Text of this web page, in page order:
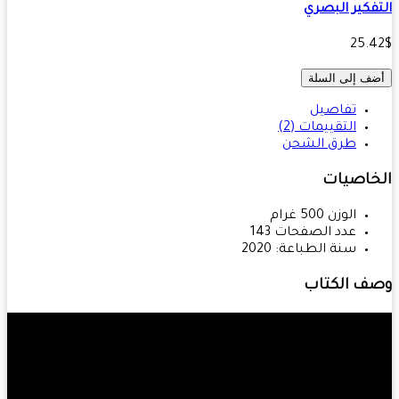
البصري
إلى السلة
تفاصيل
التقييمات (2)
طرق الشحن
الوزن 500 غرام
عدد الصفحات 143
سنة الطباعة: 2020
الكتاب